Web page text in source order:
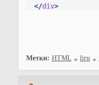
  </
div>
Метки: HTML liru